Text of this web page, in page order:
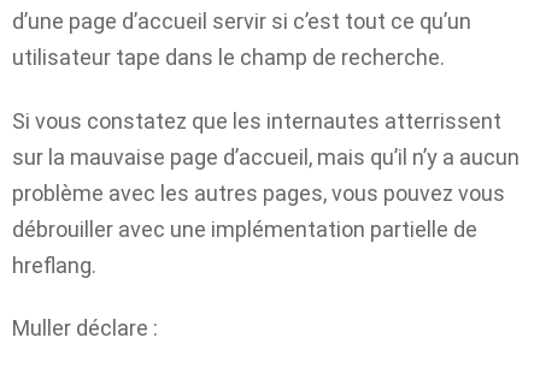
d’une page d’accueil servir si c’est tout ce qu’un
utilisateur tape dans le champ de recherche.
Si vous constatez que les internautes atterrissent
sur la mauvaise page d’accueil, mais qu’il n’y a aucun
problème avec les autres pages, vous pouvez vous
débrouiller avec une implémentation partielle de
hreflang.
Muller déclare :